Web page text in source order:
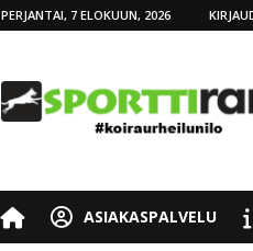
PERJANTAI, 7 ELOKUUN, 2026
ASIAKASPALVELU